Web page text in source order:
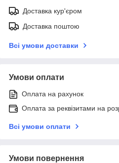
Доставка кур'єром
Доставка поштою
Всі умови доставки
Умови оплати
Оплата на рахунок
Оплата за реквізитами на
Всі умови оплати
Умови повернення